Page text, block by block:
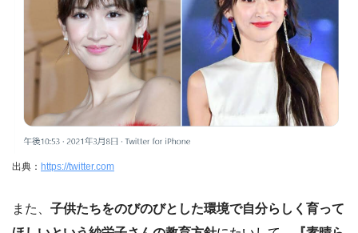
出典： https://twitter.com
また、 子供たちをのびのびとした環境で自分らしく育って